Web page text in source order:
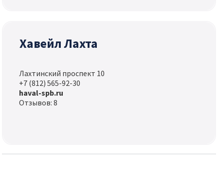
Хавейл Лахта
Лахтинский проспект 10
+7 (812) 565-92-30
haval-spb.ru
Отзывов: 8